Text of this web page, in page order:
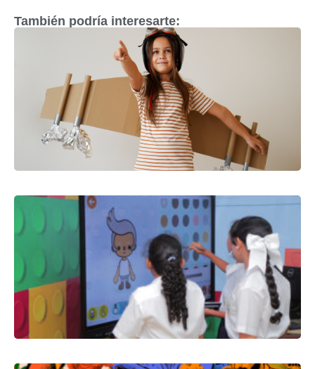
También podría interesarte: